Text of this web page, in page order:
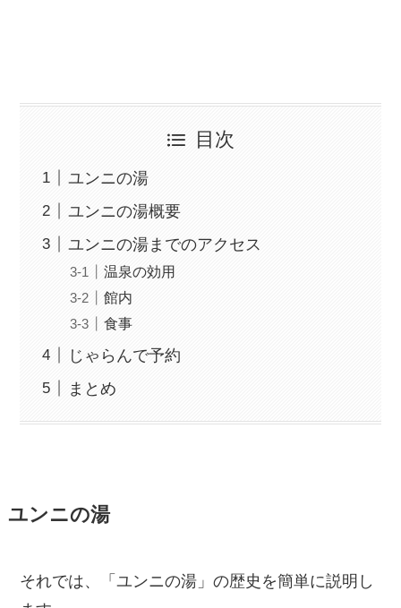
目次
ユンニの湯
ユンニの湯概要
ユンニの湯までのアクセス
温泉の効用
館内
食事
じゃらんで予約
まとめ
ユンニの湯
それでは、「ユンニの湯」の歴史を簡単に説明し